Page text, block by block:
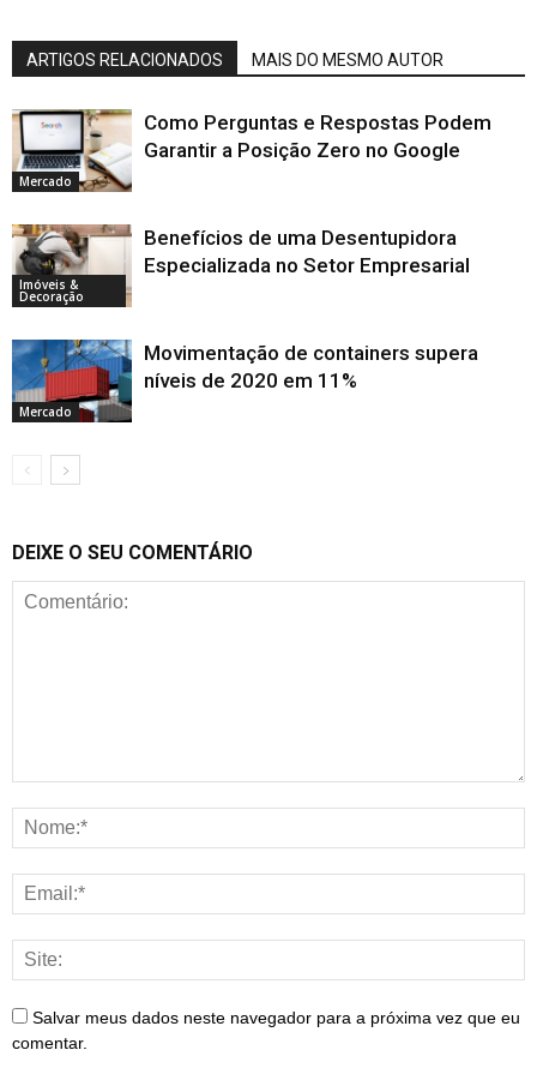
ARTIGOS RELACIONADOS MAIS DO MESMO AUTOR
Mercado
Como Perguntas e Respostas Podem
Garantir a Posição Zero no Google
Imóveis &
Decoração
Benefícios de uma Desentupidora
Especializada no Setor Empresarial
Mercado
Movimentação de containers supera
níveis de 2020 em 11%
DEIXE O SEU COMENTÁRIO
Salvar meus dados neste navegador para a próxima vez que eu
comentar.